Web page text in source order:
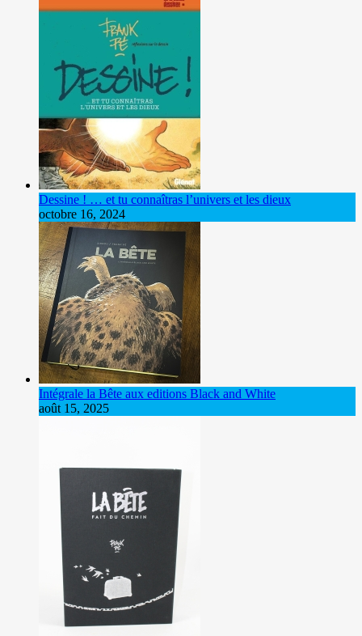
Dessine ! … et tu connaîtras l’univers et les dieux
octobre 16, 2024
Intégrale la Bête aux editions Black and White
août 15, 2025